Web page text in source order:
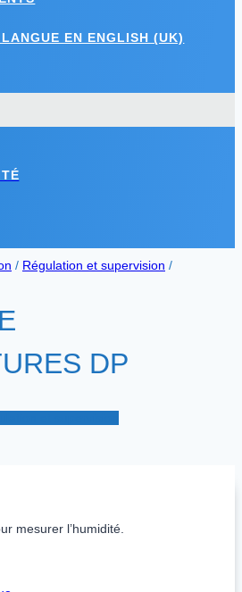
/ Régulation et supervision /
DP
mesurer l’humidité.